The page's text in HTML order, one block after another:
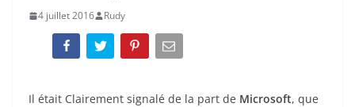
4 juillet 2016 Rudy
Il était Clairement signalé de la part de Microsoft, que